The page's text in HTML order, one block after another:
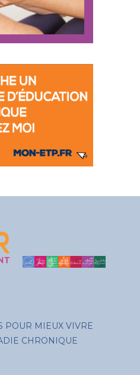
POUR MIEUX VIVRE
CHRONIQUE